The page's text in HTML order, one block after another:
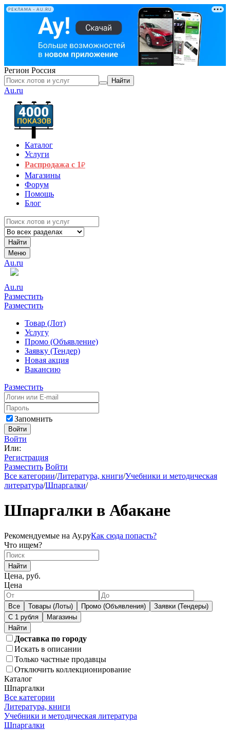
РЕКЛАМА • AU.RU
Регион Россия
Найти
Au.ru
Каталог
Услуги
Распродажа с 1₽
Магазины
Форум
Помощь
Блог
Найти
Меню
Au.ru
Au.ru
Разместить
Разместить
Товар (Лот)
Услугу
Промо (Объявление)
Заявку (Тендер)
Новая акция
Вакансию
Разместить
Запомнить
Войти
Войти
Или:
Регистрация
Разместить Войти
Все категории/Литература, книги/Учебники и методическая
литература/Шпаргалки/
Шпаргалки в Абакане
Рекомендуемые на Ау.руКак сюда попасть?
Что ищем?
Найти
Цена, руб.
Цена
Все Товары (Лоты) Промо (Объявления)
Заявки (Тендеры)
С 1 рубля
Магазины
Доставка по городу
Искать в описании
Только частные продавцы
Отключить коллекционирование
Каталог
Шпаргалки
Все категории
Литература, книги
Учебники и методическая литература
Шпаргалки